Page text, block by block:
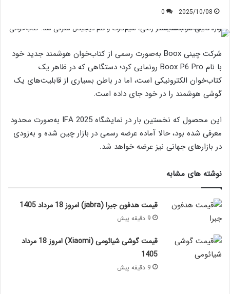
2025/10/08
0
شرکت چینی Boox به‌صورت رسمی از کتاب‌خوان هوشمند جدید خود
با نام Boox P6 Pro رونمایی کرد؛ دستگاهی که در ظاهر یک
کتاب‌خوان الکترونیکی است، اما در باطن بسیاری از قابلیت‌های یک
گوشی هوشمند را در خود جای داده است.
این محصول که نخستین بار در نمایشگاه IFA 2025 به‌صورت محدود
معرفی شده بود، حالا آماده عرضه رسمی در بازار چین شده و به‌زودی
در بازارهای جهانی نیز عرضه خواهد شد.
نوشته های مشابه
قیمت هدفون جبرا (jabra) امروز 18 مرداد 1405
9 دقیقه پیش
قیمت گوشی شیائومی (Xiaomi) امروز 18 مرداد
1405
9 دقیقه پیش